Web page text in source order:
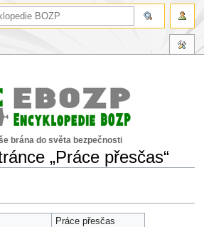
brána do světa bezpečnosti
„Práce přesčas“
Práce přesčas